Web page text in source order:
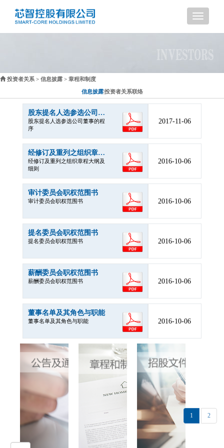
导
航
投资者关系 > 信息披露 > 章程和制度
信息披露|投资者关系联络
2017-11-06
股东提名人选参选公司董事的程序
股东提名人选参选公司董事的程
序
2016-10-06
经修订及重列之组织章程大纲及细则
经修订及重列之组织章程大纲及
细则
2016-10-06
审计委员会职权范围书
审计委员会职权范围书
2016-10-06
提名委员会职权范围书
提名委员会职权范围书
2016-10-06
薪酬委员会职权范围书
薪酬委员会职权范围书
2016-10-06
董事名单及其角色与职能
董事名单及其角色与职能
1 2